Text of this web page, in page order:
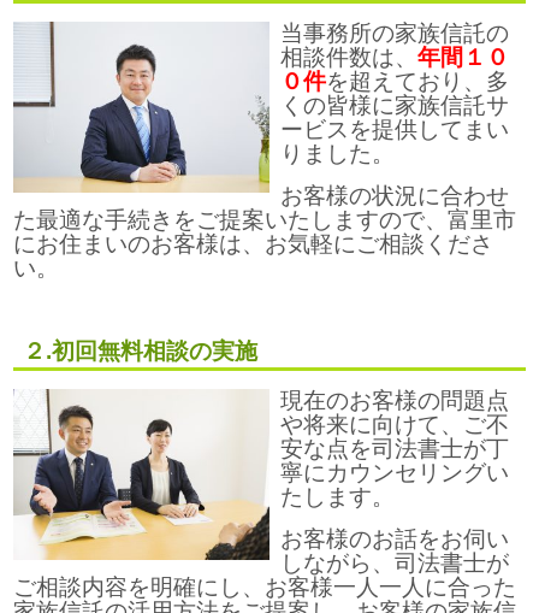
当事務所の家族信託の
相談件数は、年間１０
０件を超えており、多
くの皆様に家族信託サ
ービスを提供してまい
りました。
お客様の状況に合わせ
た最適な手続きをご提案いたしますので、富里市
にお住まいのお客様は、お気軽にご相談くださ
い。
２.初回無料相談の実施
現在のお客様の問題点
や将来に向けて、ご不
安な点を司法書士が丁
寧にカウンセリングい
たします。
お客様のお話をお伺い
しながら、司法書士が
ご相談内容を明確にし、お客様一人一人に合った